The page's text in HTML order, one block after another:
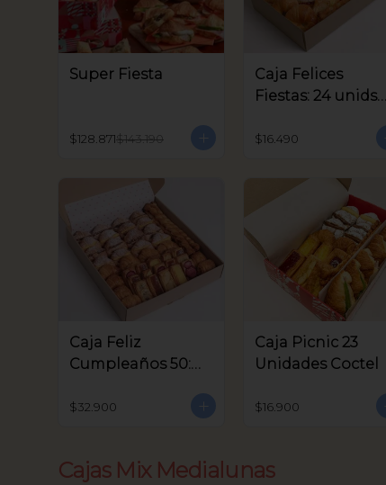
Super Fiesta
$128.871$143.190
Caja Felices
Fiestas: 24 unids
$16.490
Caja Feliz
Cumpleaños 50:
$32.900
Caja Picnic 23
Unidades Coctel
$16.900
Cajas Mix Medialunas